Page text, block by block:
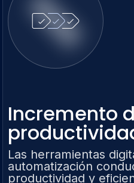
Incremento
Las herramientas
automatización
productividad y